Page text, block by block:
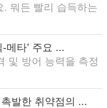
. 뭐든 빨리 습득하는
메타’ 주요 ...
및 방어 능력을 측정
발한 취약점의 ...